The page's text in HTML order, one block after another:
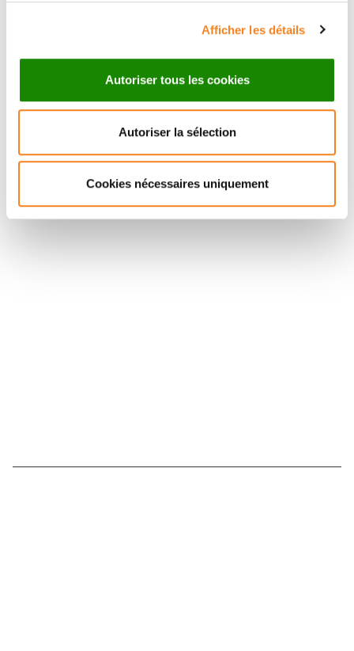
Afficher les détails
Autoriser tous les cookies
Autoriser la sélection
Cookies nécessaires uniquement